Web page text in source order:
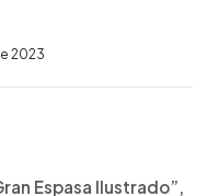
2023
Espasa Ilustrado”,